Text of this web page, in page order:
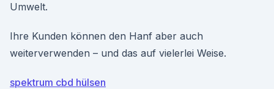
Umwelt.
Ihre Kunden können den Hanf aber auch
weiterverwenden – und das auf vielerlei Weise.
spektrum cbd hülsen